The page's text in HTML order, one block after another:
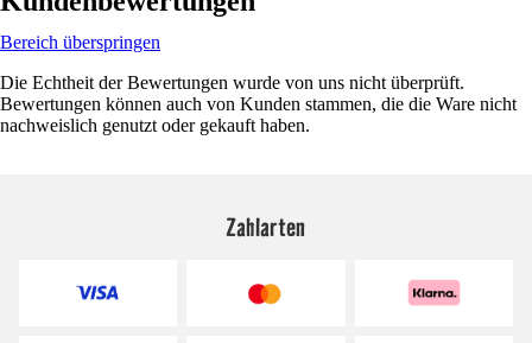
Bereich überspringen
Die Echtheit der Bewertungen wurde von uns nicht überprüft.
Bewertungen können auch von Kunden stammen, die die Ware nicht
nachweislich genutzt oder gekauft haben.
Zahlarten